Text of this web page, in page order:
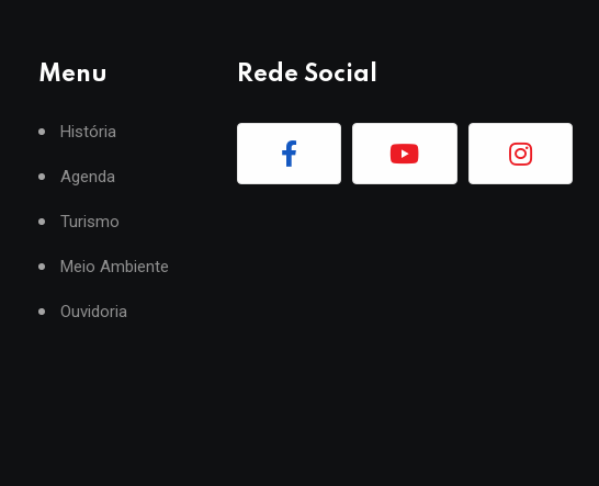
Menu
História
Agenda
Turismo
Meio Ambiente
Ouvidoria
Rede Social